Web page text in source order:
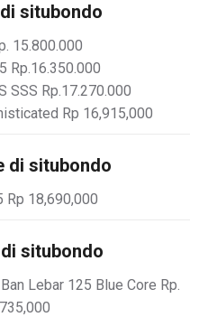
situbondo
15.800.000
Rp.16.350.000
SSS Rp.17.270.000
Rp 16,915,000
di situbondo
Rp 18,690,000
situbondo
Lebar 125 Blue Core Rp.